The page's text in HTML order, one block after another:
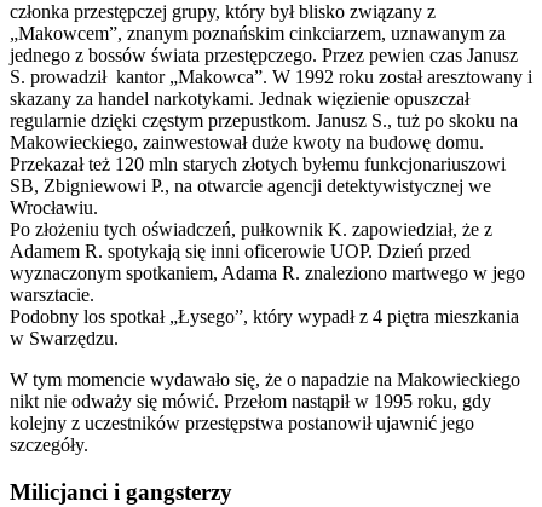
członka przestępczej grupy, który był blisko związany z
„Makowcem”, znanym poznańskim cinkciarzem, uznawanym za
jednego z bossów świata przestępczego. Przez pewien czas Janusz
S. prowadził kantor „Makowca”. W 1992 roku został aresztowany i
skazany za handel narkotykami. Jednak więzienie opuszczał
regularnie dzięki częstym przepustkom. Janusz S., tuż po skoku na
Makowieckiego, zainwestował duże kwoty na budowę domu.
Przekazał też 120 mln starych złotych byłemu funkcjonariuszowi
SB, Zbigniewowi P., na otwarcie agencji detektywistycznej we
Wrocławiu.
Po złożeniu tych oświadczeń, pułkownik K. zapowiedział, że z
Adamem R. spotykają się inni oficerowie UOP. Dzień przed
wyznaczonym spotkaniem, Adama R. znaleziono martwego w jego
warsztacie.
Podobny los spotkał „Łysego”, który wypadł z 4 piętra mieszkania
w Swarzędzu.
W tym momencie wydawało się, że o napadzie na Makowieckiego
nikt nie odważy się mówić. Przełom nastąpił w 1995 roku, gdy
kolejny z uczestników przestępstwa postanowił ujawnić jego
szczegóły.
Milicjanci i gangsterzy